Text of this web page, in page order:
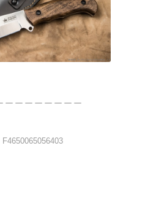
F4650065056403